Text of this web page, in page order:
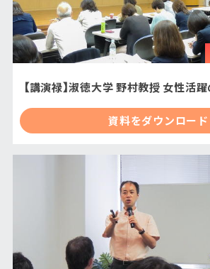
【講演禄】淑徳大学 野村教授 女性活
資料をダウンロード